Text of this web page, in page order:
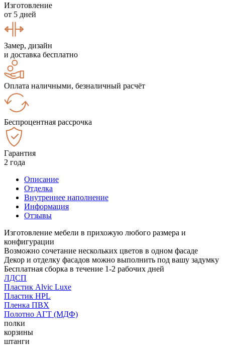
Изготовление
от 5 дней
Замер, дизайн
и доставка бесплатно
Оплата наличными, безналичный расчёт
Беспроцентная рассрочка
Гарантия
2 года
Описание
Отделка
Внутреннее наполнение
Информация
Отзывы
Изготовление мебели в прихожую любого размера и
конфигурации
Возможно сочетание нескольких цветов в одном фасаде
Декор и отделку фасадов можно выполнить под вашу задумку
Бесплатная сборка в течение 1-2 рабочих дней
ЛДСП
Пластик Alvic Luxe
Пластик HPL
Пленка ПВХ
Полотно АГТ (МДФ)
полки
корзины
штанги